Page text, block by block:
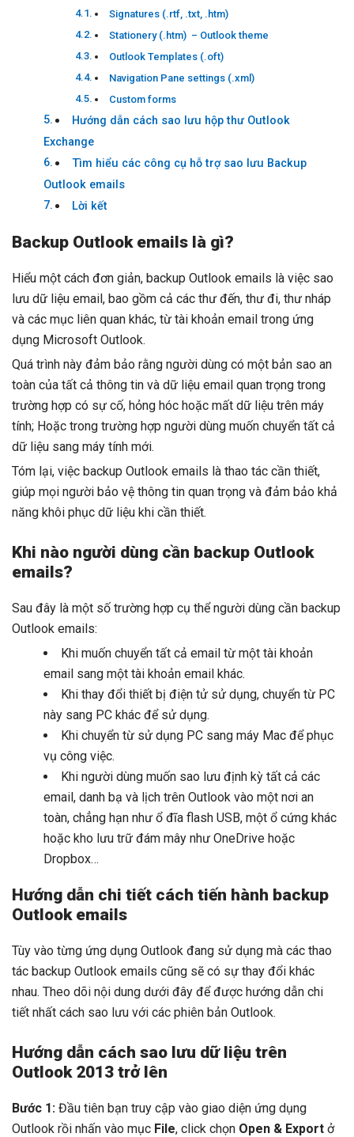
Signatures (.rtf, .txt, .htm)
Stationery (.htm) – Outlook theme
Outlook Templates (.oft)
Navigation Pane settings (.xml)
Custom forms
Hướng dẫn cách sao lưu hộp thư Outlook
Exchange
Tìm hiểu các công cụ hỗ trợ sao lưu Backup
Outlook emails
Lời kết
Backup Outlook emails là gì?
Hiểu một cách đơn giản, backup Outlook emails là việc sao
lưu dữ liệu email, bao gồm cả các thư đến, thư đi, thư nháp
và các mục liên quan khác, từ tài khoản email trong ứng
dụng Microsoft Outlook.
Quá trình này đảm bảo rằng người dùng có một bản sao an
toàn của tất cả thông tin và dữ liệu email quan trọng trong
trường hợp có sự cố, hỏng hóc hoặc mất dữ liệu trên máy
tính; Hoặc trong trường hợp người dùng muốn chuyển tất cả
dữ liệu sang máy tính mới.
Tóm lại, việc backup Outlook emails là thao tác cần thiết,
giúp mọi người bảo vệ thông tin quan trọng và đảm bảo khả
năng khôi phục dữ liệu khi cần thiết.
Khi nào người dùng cần backup Outlook
emails?
Sau đây là một số trường hợp cụ thể người dùng cần backup
Outlook emails:
Khi muốn chuyển tất cả email từ một tài khoản
email sang một tài khoản email khác.
Khi thay đổi thiết bị điện tử sử dụng, chuyển từ PC
này sang PC khác để sử dụng.
Khi chuyển từ sử dụng PC sang máy Mac để phục
vụ công việc.
Khi người dùng muốn sao lưu định kỳ tất cả các
email, danh bạ và lịch trên Outlook vào một nơi an
toàn, chẳng hạn như ổ đĩa flash USB, một ổ cứng khác
hoặc kho lưu trữ đám mây như OneDrive hoặc
Dropbox…
Hướng dẫn chi tiết cách tiến hành backup
Outlook emails
Tùy vào từng ứng dụng Outlook đang sử dụng mà các thao
tác backup Outlook emails cũng sẽ có sự thay đổi khác
nhau. Theo dõi nội dung dưới đây để được hướng dẫn chi
tiết nhất cách sao lưu với các phiên bản Outlook.
Hướng dẫn cách sao lưu dữ liệu trên
Outlook 2013 trở lên
Bước 1: Đầu tiên bạn truy cập vào giao diện ứng dụng
Outlook rồi nhấn vào mục File, click chọn Open & Export ở